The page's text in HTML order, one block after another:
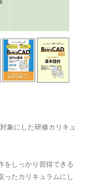
象にした研修カリキュ
をしっかり習得できる
ったカリキュラムにし